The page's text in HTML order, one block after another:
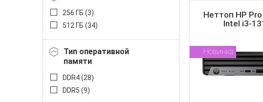
256 ГБ (3)
512 ГБ (34)
Тип оперативной
памяти
DDR4 (28)
DDR5 (9)
Неттоп HP
Intel i3-
Новинка